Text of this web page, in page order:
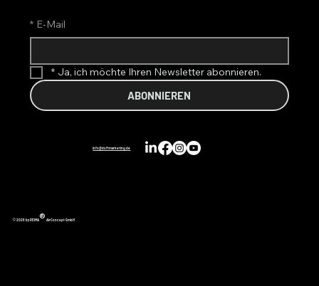
* E-Mail
* Ja, ich möchte Ihren Newsletter abonnieren.
ABONNIEREN
info@duftmarketing.de
© 2026 by REIMA® AirConcept GmbH